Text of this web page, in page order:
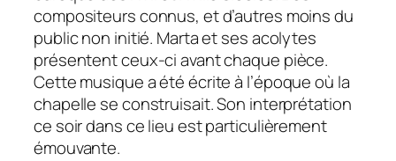
compositeurs connus, et d’autres moins du
public non initié. Marta et ses acolytes
présentent ceux-ci avant chaque pièce.
Cette musique a été écrite à l’époque où la
chapelle se construisait. Son interprétation
ce soir dans ce lieu est particulièrement
émouvante.